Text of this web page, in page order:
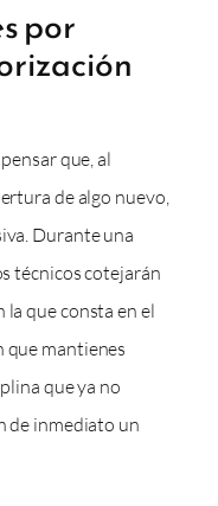
por
que, al
de algo nuevo,
Durante una
técnicos cotejarán
que consta en el
que mantienes
que ya no
de inmediato un